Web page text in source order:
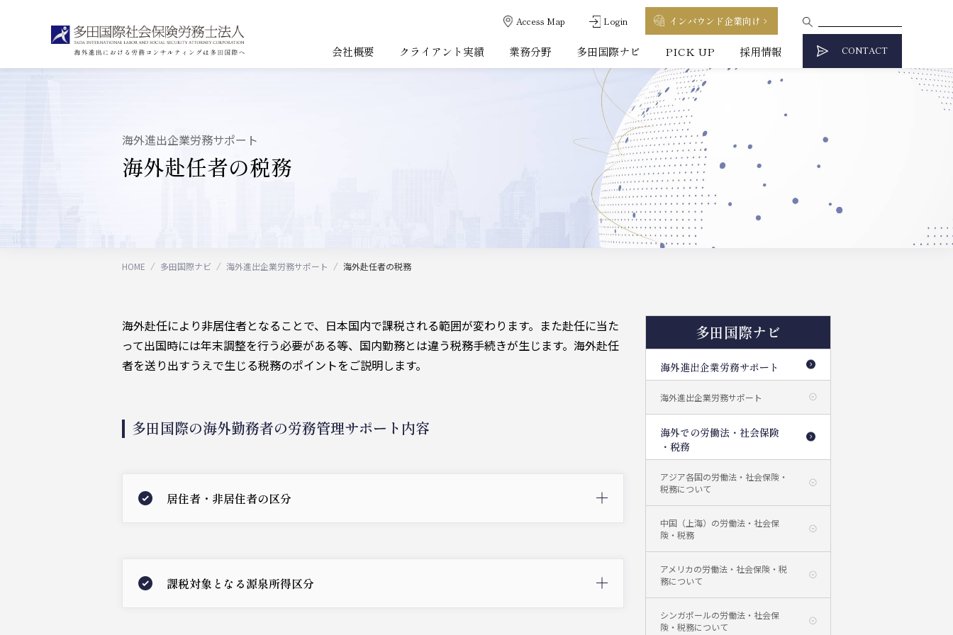
Access Map Login インバウンド企業向け
会社概要 クライアント実績 業務分野 多田国際ナビ PICK UP 採用情報 CONTACT
海外進出企業労務サポート
海外赴任者の税務
HOME 多田国際ナビ 海外進出企業労務サポート 海外赴任者の税務
多田国際ナビ
海外進出企業労務サポート
海外進出企業労務サポート
海外での労働法・社会保険
・税務
アジア各国の労働法・社会保険・
税務について
中国（上海）の労働法・社会保
険・税務
アメリカの労働法・社会保険・税
務について
シンガポールの労働法・社会保
険・税務について
海外赴任により非居住者となることで、日本国内で課税される範囲が変わります。また赴任に当た
って出国時には年末調整を行う必要がある等、国内勤務とは違う税務手続きが生じます。海外赴任
者を送り出すうえで生じる税務のポイントをご説明します。
多田国際の海外勤務者の労務管理サポート内容
居住者・非居住者の区分
課税対象となる源泉所得区分